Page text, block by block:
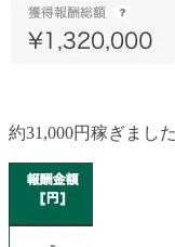
約31,000円稼ぎました